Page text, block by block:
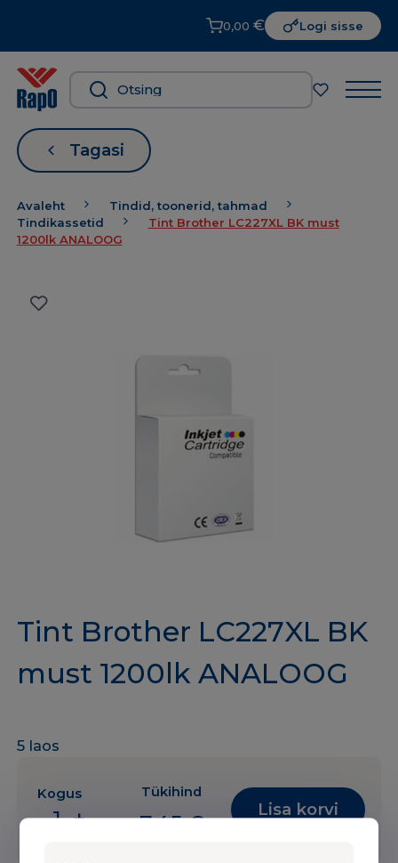
0,00 € Logi sisse
Tagasi
Avaleht
Tindid, toonerid, tahmad
Tindikassetid
Tint Brother LC227XL BK must
1200lk ANALOOG
Tint Brother LC227XL BK
must 1200lk ANALOOG
5 laos
Kogus
- +
Tükihind
7,45€
Lisa korvi